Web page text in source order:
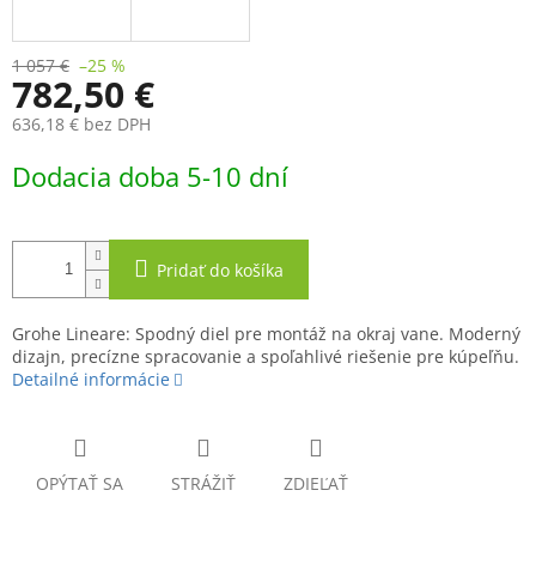
1 057 € –25 %
782,50 €
636,18 € bez DPH
cena:
Dodacia doba 5-10 dní
Pridať do košíka
Grohe Lineare: Spodný diel pre montáž na okraj vane. Moderný
dizajn, precízne spracovanie a spoľahlivé riešenie pre kúpeľňu.
Detailné informácie
OPÝTAŤ SA STRÁŽIŤ ZDIEĽAŤ